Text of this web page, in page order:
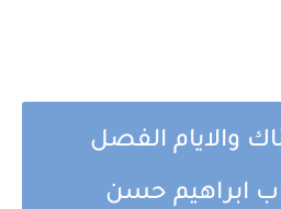
والايام الفصل
ابراهيم حسن